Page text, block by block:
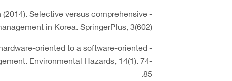
Selective versus comprehensive
in Korea. SpringerPlus, 3(602).
oriented to a software-oriented
Environmental Hazards, 14(1): 74-
85.